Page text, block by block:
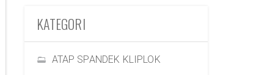
KATEGORI
ATAP SPANDEK KLIPLOK